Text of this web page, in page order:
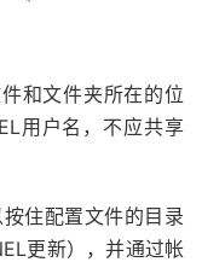
和文件夹所在的位
用户名，不应共享
按住配置文件的目录
更新），并通过帐